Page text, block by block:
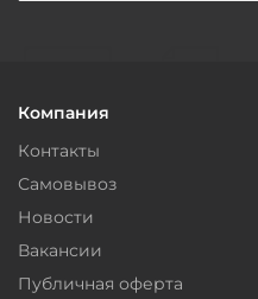
Компания
Контакты
Самовывоз
Новости
Вакансии
Публичная оферта